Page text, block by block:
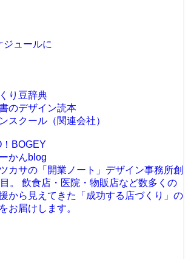
ジュールに
り豆辞典
のデザイン読本
スクール（関連会社）
BOGEY
かんblog
カサの「開業ノート」 デザイン事務所創
。 飲食店・医院・物販店など数多くの
から見えてきた「成功する店づくり」の
お届けします。